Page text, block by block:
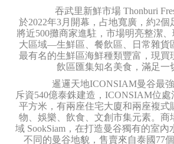
吞武里新鮮市場 Thonburi
於2022年3月開幕，占地寬廣，約2
將近500攤商家進駐，市場明亮整潔
大區域—生鮮區、餐飲區、日常雜貨
最有名的生鮮區海鮮種類豐富，現買
飲區匯集知名美食，滿足一
暹邏天地ICONSIAM曼谷最
斥資540億泰銖建造，ICONSIAM位
平方米，有兩座住宅大廈和兩座複式
物、娛樂、飲食、文創市集元素。商
域 SookSiam，在打造曼谷獨有的室內
不同的曼谷地貌，售賣來自泰國77